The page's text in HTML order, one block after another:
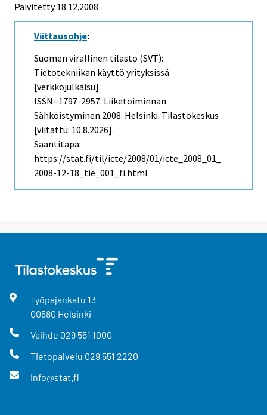
Päivitetty 18.12.2008
Viittausohje:
Suomen virallinen tilasto (SVT):
Tietotekniikan käyttö yrityksissä
[verkkojulkaisu].
ISSN=1797-2957. Liiketoiminnan
Sähköistyminen 2008. Helsinki: Tilastokeskus
[viitattu: 10.8.2026].
Saantitapa:
https://stat.fi/til/icte/2008/01/icte_2008_01_
2008-12-18_tie_001_fi.html
Työpajankatu 13
00580 Helsinki
Vaihde 029 551 1000
Tietopalvelu 029 551 2220
info@stat.fi